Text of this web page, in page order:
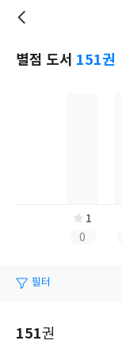
별점 도서 151권
1
0
필터
151권